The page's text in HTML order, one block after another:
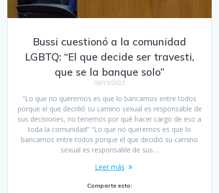
Bussi cuestionó a la comunidad
LGBTQ: “El que decide ser travesti,
que se la banque solo”
06/10/2023
“Lo que no queremos es que lo bancamos entre todos
porque el que decidió su camino sexual es responsable de
sus decisiones, no tenemos por qué hacer cargo de eso a
toda la comunidad” “Lo que no queremos es que lo
bancamos entre todos porque el que decidió su camino
sexual es responsable de sus…
Leer más
Comparte esto: